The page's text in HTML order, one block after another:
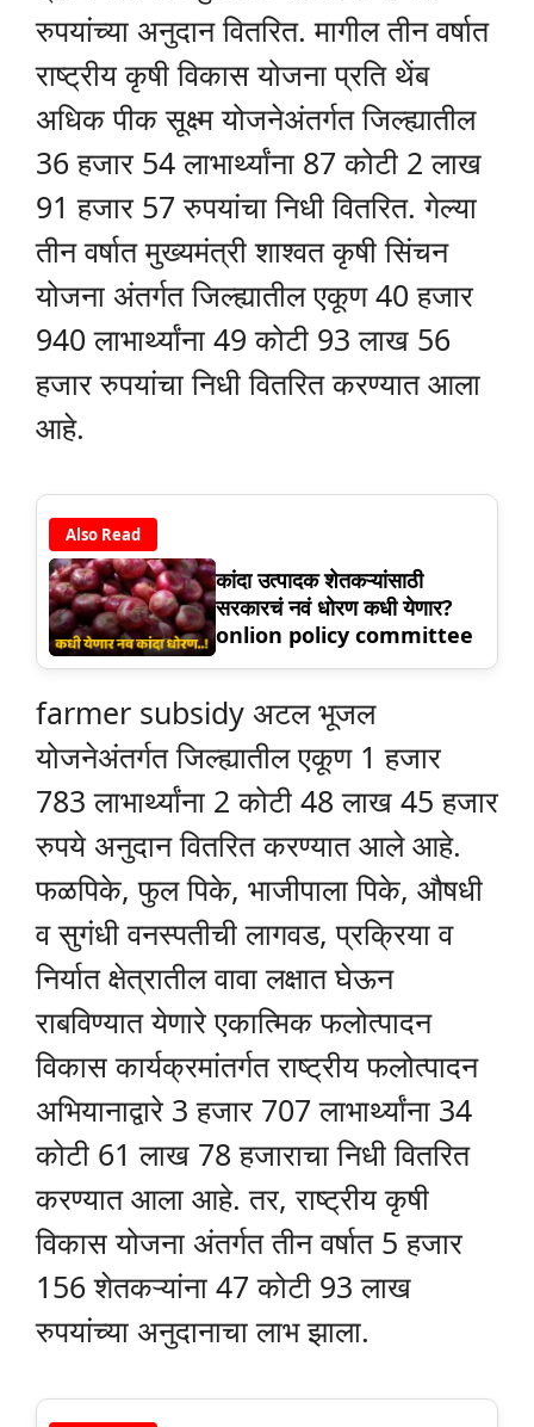
रुपयांच्या अनुदान वितरित. मागील तीन वर्षात
राष्ट्रीय कृषी विकास योजना प्रति थेंब
अधिक पीक सूक्ष्म योजनेअंतर्गत जिल्ह्यातील
36 हजार 54 लाभार्थ्यांना 87 कोटी 2 लाख
91 हजार 57 रुपयांचा निधी वितरित. गेल्या
तीन वर्षात मुख्यमंत्री शाश्वत कृषी सिंचन
योजना अंतर्गत जिल्ह्यातील एकूण 40 हजार
940 लाभार्थ्यांना 49 कोटी 93 लाख 56
हजार रुपयांचा निधी वितरित करण्यात आला
आहे.
Also Read
कांदा उत्पादक शेतकऱ्यांसाठी
सरकारचं नवं धोरण कधी येणार?
onlion policy committee
farmer subsidy अटल भूजल
योजनेअंतर्गत जिल्ह्यातील एकूण 1 हजार
783 लाभार्थ्यांना 2 कोटी 48 लाख 45 हजार
रुपये अनुदान वितरित करण्यात आले आहे.
फळपिके, फुल पिके, भाजीपाला पिके, औषधी
व सुगंधी वनस्पतीची लागवड, प्रक्रिया व
निर्यात क्षेत्रातील वावा लक्षात घेऊन
राबविण्यात येणारे एकात्मिक फलोत्पादन
विकास कार्यक्रमांतर्गत राष्ट्रीय फलोत्पादन
अभियानाद्वारे 3 हजार 707 लाभार्थ्यांना 34
कोटी 61 लाख 78 हजाराचा निधी वितरित
करण्यात आला आहे. तर, राष्ट्रीय कृषी
विकास योजना अंतर्गत तीन वर्षात 5 हजार
156 शेतकऱ्यांना 47 कोटी 93 लाख
रुपयांच्या अनुदानाचा लाभ झाला.